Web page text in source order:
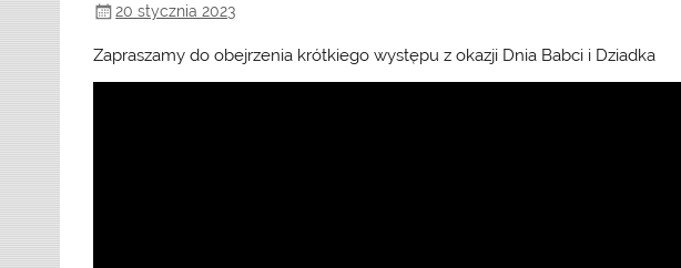
20 stycznia 2023
Zapraszamy do obejrzenia krótkiego występu z okazji Dnia Babci i Dziadka